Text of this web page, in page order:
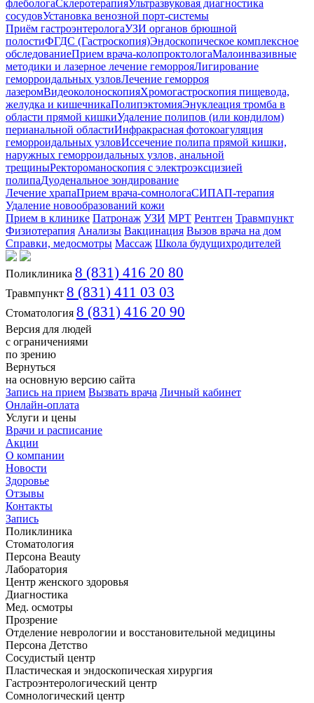
флебологаСклеротерапияУльтразвуковая диагностика
сосудовУстановка венозной порт-системы
Приём гастроэнтерологаУЗИ органов брюшной
полостиФГДС (Гастроскопия)Эндоскопическое комплексное
обследованиеПрием врача-колопроктологаМалоинвазивные
методики и лазерное лечение геморрояЛигирование
геморроидальных узловЛечение геморроя
лазеромВидеоколоноскопияХромогастроскопия пищевода,
желудка и кишечникаПолипэктомияЭнуклеация тромба в
области прямой кишкиУдаление полипов (или кондилом)
перианальной областиИнфракрасная фотокоагуляция
геморроидальных узловИссечение полипа прямой кишки,
наружных геморроидальных узлов, анальной
трещиныРектороманоскопия с электроэксцизией
полипаДуоденальное зондирование
Лечение храпаПрием врача-сомнологаСИПАП-терапия
Удаление новообразований кожи
Прием в клинике Патронаж УЗИ МРТ Рентген Травмпункт
Физиотерапия Анализы Вакцинация Вызов врача на дом
Справки, медосмотры Массаж Школа будущихродителей
Поликлиника 8 (831) 416 20 80
Травмпункт 8 (831) 411 03 03
Стоматология 8 (831) 416 20 90
Версия для людей
с ограничениями
по зрению
Вернуться
на основную версию сайта
Запись на прием Вызвать врача Личный кабинет
Онлайн-оплата
Услуги и цены
Врачи и расписание
Акции
О компании
Новости
Здоровье
Отзывы
Контакты
Запись
Поликлиника
Стоматология
Персона Beauty
Лаборатория
Центр женского здоровья
Диагностика
Мед. осмотры
Прозрение
Отделение неврологии и восстановительной медицины
Персона Детство
Сосудистый центр
Пластическая и эндоскопическая хирургия
Гастроэнтерологический центр
Сомнологический центр